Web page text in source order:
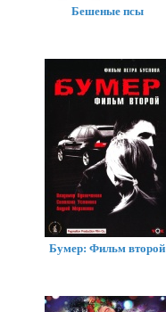
Бешеные псы
Бумер: Фильм второй